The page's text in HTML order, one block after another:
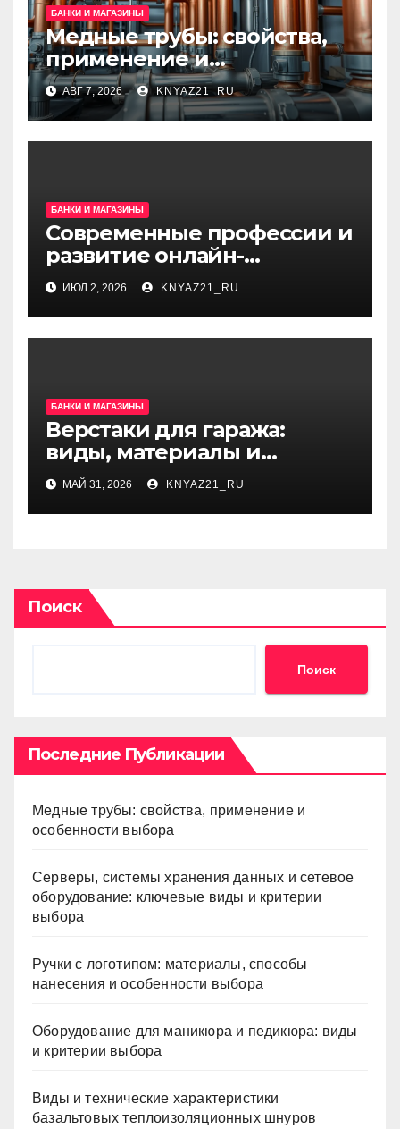
БАНКИ И МАГАЗИНЫ
Медные трубы: свойства,
применение и
особенности выбора
АВГ 7, 2026 KNYAZ21_RU
БАНКИ И МАГАЗИНЫ
Современные профессии и
развитие онлайн-
образования
ИЮЛ 2, 2026 KNYAZ21_RU
БАНКИ И МАГАЗИНЫ
Верстаки для гаража:
виды, материалы и
критерии выбора
МАЙ 31, 2026 KNYAZ21_RU
Поиск
Поиск
Последние Публикации
Медные трубы: свойства, применение и
особенности выбора
Серверы, системы хранения данных и сетевое
оборудование: ключевые виды и критерии
выбора
Ручки с логотипом: материалы, способы
нанесения и особенности выбора
Оборудование для маникюра и педикюра: виды
и критерии выбора
Виды и технические характеристики
базальтовых теплоизоляционных шнуров